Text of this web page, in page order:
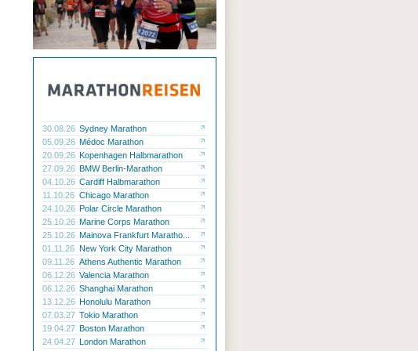
30.08.26 Sydney Marathon
05.09.26 Médoc Marathon
20.09.26 Kopenhagen Halbmarathon
27.09.26 BMW Berlin-Marathon
04.10.26 Cardiff Halbmarathon
11.10.26 Chicago Marathon
24.10.26 Polar Circle Marathon
25.10.26 Marine Corps Marathon
25.10.26 Mainova Frankfurt Maratho...
01.11.26 New York City Marathon
09.11.26 Athens Authentic Marathon
06.12.26 Valencia Marathon
06.12.26 Shanghai Marathon
13.12.26 Honolulu Marathon
07.03.27 Tokio Marathon
19.04.27 Boston Marathon
24.04.27 London Marathon